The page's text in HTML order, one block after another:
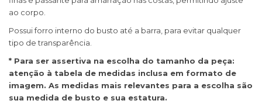
ao corpo.
Possui forro interno do busto até a barra, para evitar qualquer
tipo de transparência.
* Para ser assertiva na escolha do tamanho da peça:
atenção à tabela de medidas inclusa em formato de
imagem. As medidas mais relevantes para a escolha são
sua medida de busto e sua estatura.